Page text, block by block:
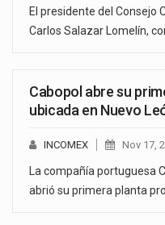
El presidente del Consejo
Carlos Salazar Lomelín,
Cabopol abre su
ubicada en Nuevo
INCOMEX Nov 17,
La compañía portuguesa
abrió su primera planta